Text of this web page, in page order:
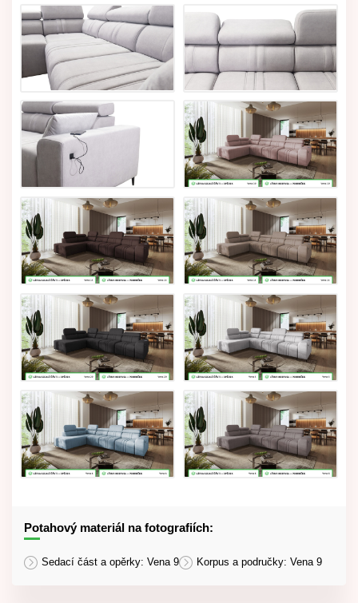
Potahový materiál na fotografiích:
Sedací část a opěrky: Vena 9 Korpus a područky: Vena 9